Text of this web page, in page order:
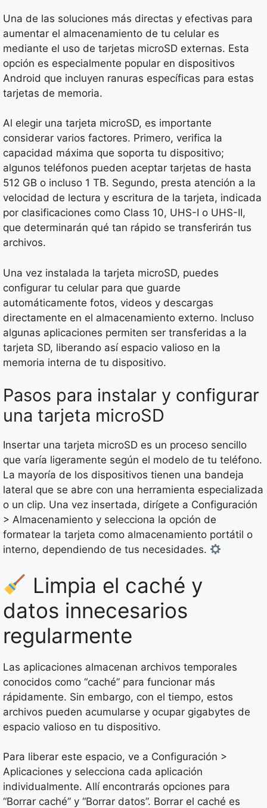
Una de las soluciones más directas y efectivas para
aumentar el almacenamiento de tu celular es
mediante el uso de tarjetas microSD externas. Esta
opción es especialmente popular en dispositivos
Android que incluyen ranuras específicas para estas
tarjetas de memoria.
Al elegir una tarjeta microSD, es importante
considerar varios factores. Primero, verifica la
capacidad máxima que soporta tu dispositivo;
algunos teléfonos pueden aceptar tarjetas de hasta
512 GB o incluso 1 TB. Segundo, presta atención a la
velocidad de lectura y escritura de la tarjeta, indicada
por clasificaciones como Class 10, UHS-I o UHS-II,
que determinarán qué tan rápido se transferirán tus
archivos.
Una vez instalada la tarjeta microSD, puedes
configurar tu celular para que guarde
automáticamente fotos, videos y descargas
directamente en el almacenamiento externo. Incluso
algunas aplicaciones permiten ser transferidas a la
tarjeta SD, liberando así espacio valioso en la
memoria interna de tu dispositivo.
Pasos para instalar y configurar
una tarjeta microSD
Insertar una tarjeta microSD es un proceso sencillo
que varía ligeramente según el modelo de tu teléfono.
La mayoría de los dispositivos tienen una bandeja
lateral que se abre con una herramienta especializada
o un clip. Una vez insertada, dirígete a Configuración
> Almacenamiento y selecciona la opción de
formatear la tarjeta como almacenamiento portátil o
interno, dependiendo de tus necesidades.
Limpia el caché y
datos innecesarios
regularmente
Las aplicaciones almacenan archivos temporales
conocidos como “caché” para funcionar más
rápidamente. Sin embargo, con el tiempo, estos
archivos pueden acumularse y ocupar gigabytes de
espacio valioso en tu dispositivo.
Para liberar este espacio, ve a Configuración >
Aplicaciones y selecciona cada aplicación
individualmente. Allí encontrarás opciones para
“Borrar caché” y “Borrar datos”. Borrar el caché es